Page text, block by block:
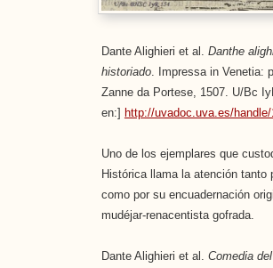
Dante Alighieri et al. Danthe
historiado. Impressa in Venetia:
Zanne da Portese, 1507. U/Bc
en:] http://uvadoc.uva.es/handle/
Uno de los ejemplares que
Histórica llama la atención tanto
como por su encuadernación
mudéjar-renacentista gofrada.
Dante Alighieri et al. Comedia